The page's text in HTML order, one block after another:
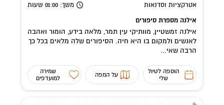
אטרקציות וסדנאות משך: 01:00 שעות
אילנה מספרת סיפורים
אילנה זמשטיין, מוותיקי עין תמר, מלאה בידע, הומור ואהבה
לאנשים ולמקום בו היא חיה. הסיפורים שלה מלאים בכל כך
הרבה שאי...
הוספה לטיול
שלי
על המפה
שמירה
למועדפים